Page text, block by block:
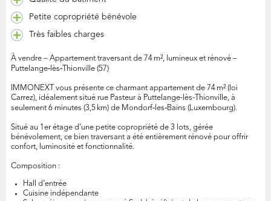
Petite copropriété bénévole
Très faibles charges
À vendre – Appartement traversant de 74 m², lumineux et rénové –
Puttelange‑lès‑Thionville (57)
IMMONEXT vous présente ce charmant appartement de 74 m² (loi
Carrez), idéalement situé rue Pasteur à Puttelange-lès-Thionville, à
seulement 6 minutes (3,5 km) de Mondorf‑les‑Bains (Luxembourg).
Situé au 1er étage d’une petite copropriété de 3 lots, gérée
bénévolement, ce bien traversant a été entièrement rénové pour offrir
confort, luminosité et fonctionnalité.
Composition :
Hall d’entrée
Cuisine indépendante